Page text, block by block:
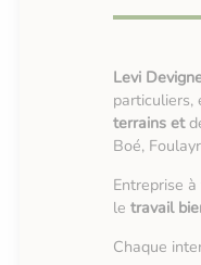
Levi
particuliers,
terrains et
Boé,
Entreprise
le travail
Chaque